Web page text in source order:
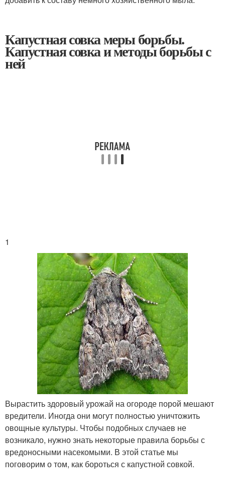
Капустная совка меры борьбы.
Капустная совка и методы борьбы с
ней
1
Вырастить здоровый урожай на огороде порой мешают
вредители. Иногда они могут полностью уничтожить
овощные культуры. Чтобы подобных случаев не
возникало, нужно знать некоторые правила борьбы с
вредоносными насекомыми. В этой статье мы
поговорим о том, как бороться с капустной совкой.